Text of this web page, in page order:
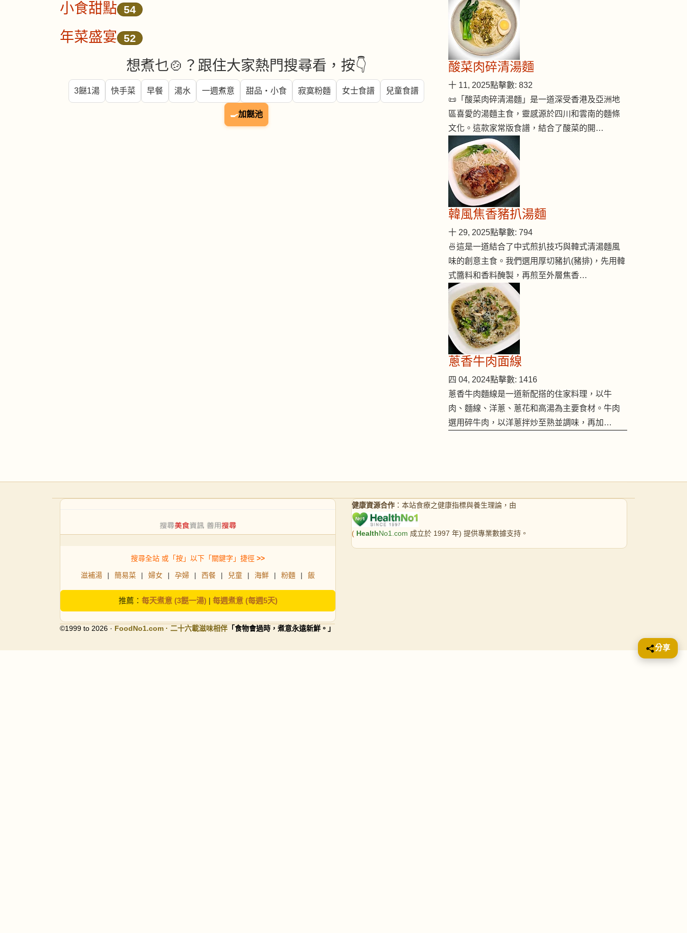
小食甜點 54
年菜盛宴 52
想煮乜🍲？跟住大家熱門搜尋看，按👇
3餸1湯 快手菜 早餐 湯水 一週煮意 甜品・小食 寂寞粉麵 女士食譜 兒童食譜
🍳加餸池
酸菜肉碎清湯麵
十 11, 2025點擊數: 832
📜「酸菜肉碎清湯麵」是一道深受香港及亞洲地
區喜愛的湯麵主食，靈感源於四川和雲南的麵條
文化。這款家常版食譜，結合了酸菜的開…
韓風焦香豬扒湯麵
十 29, 2025點擊數: 794
🍜這是一道結合了中式煎扒技巧與韓式清湯麵風
味的創意主食。我們選用厚切豬扒(豬排)，先用韓
式醬料和香料醃製，再煎至外層焦香…
蔥香牛肉面線
四 04, 2024點擊數: 1416
蔥香牛肉麵線是一道新配搭的住家料理，以牛
肉、麵線、洋蔥、蔥花和高湯為主要食材。牛肉
選用碎牛肉，以洋蔥拌炒至熟並調味，再加…
搜尋全站 或「按」以下「關鍵字」捷徑 >>
滋補湯 | 簡易菜 | 婦女 | 孕婦 | 西餐 | 兒童 | 海鮮 | 粉麵 | 飯
推薦： 每天煮意 (3餸一湯)| 每週煮意 (每週5天)
©1999 to 2026 · FoodNo1.com · 二十六載滋味相伴 「食物會過時，煮意永遠新鮮。」
健康資源合作 ：本站食療之健康指標與養生理論，由
( HealthNo1.com 成立於 1997 年) 提供專業數據支持。
分享